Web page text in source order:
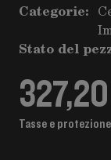
Categorie:
Stato del
Tasse e